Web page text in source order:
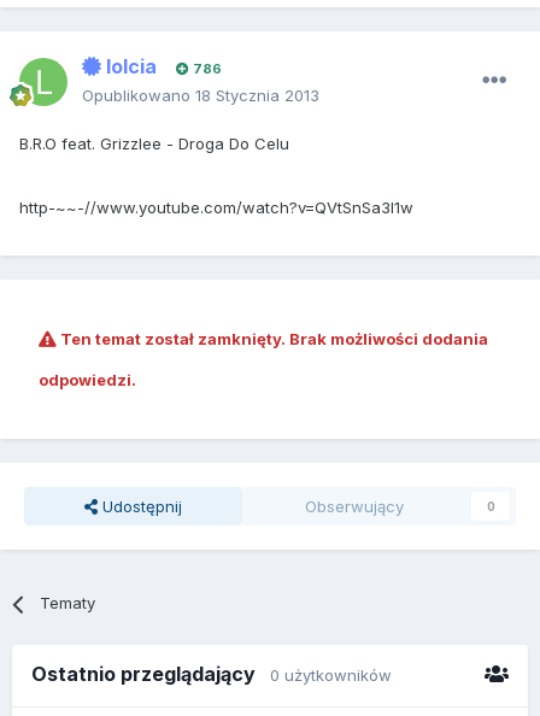
lolcia 786
Opublikowano 18 Stycznia 2013
B.R.O feat. Grizzlee - Droga Do Celu
http-~~-//www.youtube.com/watch?v=QVtSnSa3l1w
Ten temat został zamknięty. Brak możliwości dodania
odpowiedzi.
Udostępnij Obserwujący 0
Tematy
Ostatnio przeglądający 0 użytkowników